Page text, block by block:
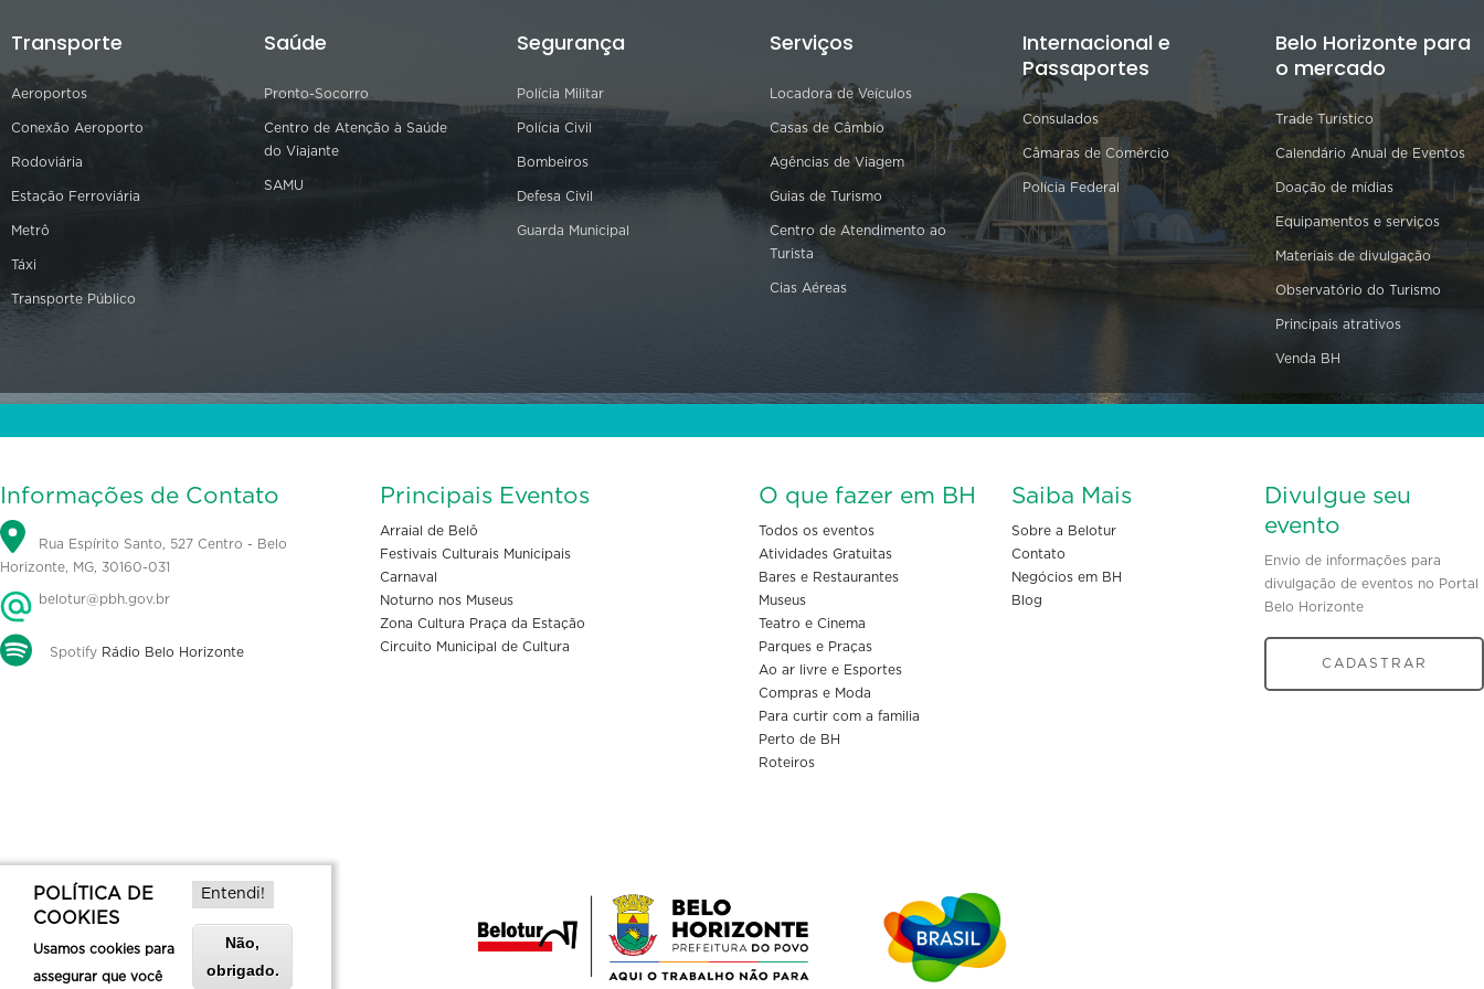
Transporte
Aeroportos
Conexão Aeroporto
Rodoviária
Estação Ferroviária
Metrô
Táxi
Transporte Público
Saúde
Pronto-Socorro
Centro de Atenção à Saúde
do Viajante
SAMU
Segurança
Polícia Militar
Polícia Civil
Bombeiros
Defesa Civil
Guarda Municipal
Serviços
Locadora de Veículos
Casas de Câmbio
Agências de Viagem
Guias de Turismo
Centro de Atendimento ao
Turista
Cias Aéreas
Internacional e
Passaportes
Consulados
Câmaras de Comércio
Polícia Federal
Belo Horizonte para
o mercado
Trade Turístico
Calendário Anual de Eventos
Doação de mídias
Equipamentos e serviços
Materiais de divulgação
Observatório do Turismo
Principais atrativos
Venda BH
Informações de Contato
Rua Espírito Santo, 527 Centro - Belo
Horizonte, MG, 30160-031
belotur@pbh.gov.br
Spotify Rádio Belo Horizonte
Principais Eventos
Arraial de Belô
Festivais Culturais Municipais
Carnaval
Noturno nos Museus
Zona Cultura Praça da Estação
Circuito Municipal de Cultura
O que fazer em BH
Todos os eventos
Atividades Gratuitas
Bares e Restaurantes
Museus
Teatro e Cinema
Parques e Praças
Ao ar livre e Esportes
Compras e Moda
Para curtir com a familia
Perto de BH
Roteiros
Saiba Mais
Sobre a Belotur
Contato
Negócios em BH
Blog
Divulgue seu
evento
Envio de informações para
divulgação de eventos no Portal
Belo Horizonte
CADASTRAR
POLÍTICA DE
COOKIES
Usamos cookies para
assegurar que você
Entendi!
Não,
obrigado.